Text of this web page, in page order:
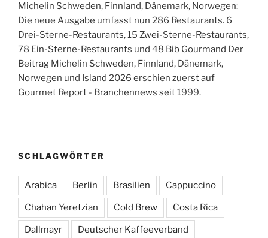
Michelin Schweden, Finnland, Dänemark, Norwegen:
Die neue Ausgabe umfasst nun 286 Restaurants. 6
Drei-Sterne-Restaurants, 15 Zwei-Sterne-Restaurants,
78 Ein-Sterne-Restaurants und 48 Bib Gourmand Der
Beitrag Michelin Schweden, Finnland, Dänemark,
Norwegen und Island 2026 erschien zuerst auf
Gourmet Report - Branchennews seit 1999.
SCHLAGWÖRTER
Arabica Berlin Brasilien Cappuccino
Chahan Yeretzian Cold Brew Costa Rica
Dallmayr Deutscher Kaffeeverband